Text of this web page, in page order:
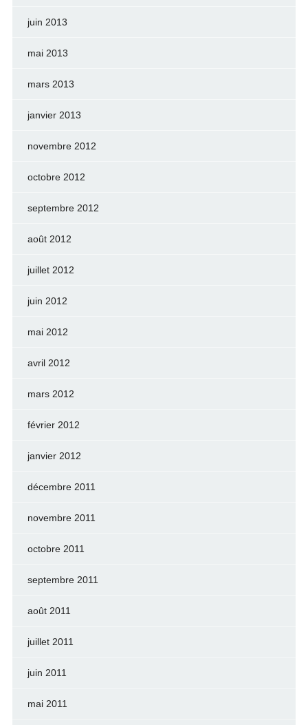
juin 2013
mai 2013
mars 2013
janvier 2013
novembre 2012
octobre 2012
septembre 2012
août 2012
juillet 2012
juin 2012
mai 2012
avril 2012
mars 2012
février 2012
janvier 2012
décembre 2011
novembre 2011
octobre 2011
septembre 2011
août 2011
juillet 2011
juin 2011
mai 2011